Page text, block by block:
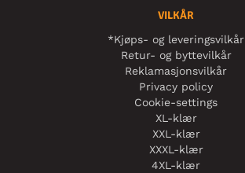
VILKÅR
*Kjøps- og leveringsvilkår
Retur- og byttevilkår
Reklamasjonsvilkår
Privacy policy
Cookie-settings
XL-klær
XXL-klær
XXXL-klær
4XL-klær